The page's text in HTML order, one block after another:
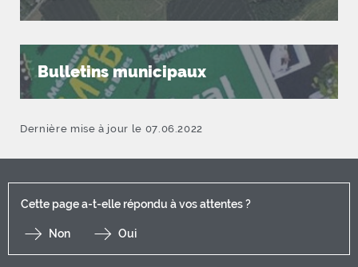
Bulletins municipaux
Dernière mise à jour le 07.06.2022
Cette page a-t-elle répondu à vos attentes ?
Non Oui